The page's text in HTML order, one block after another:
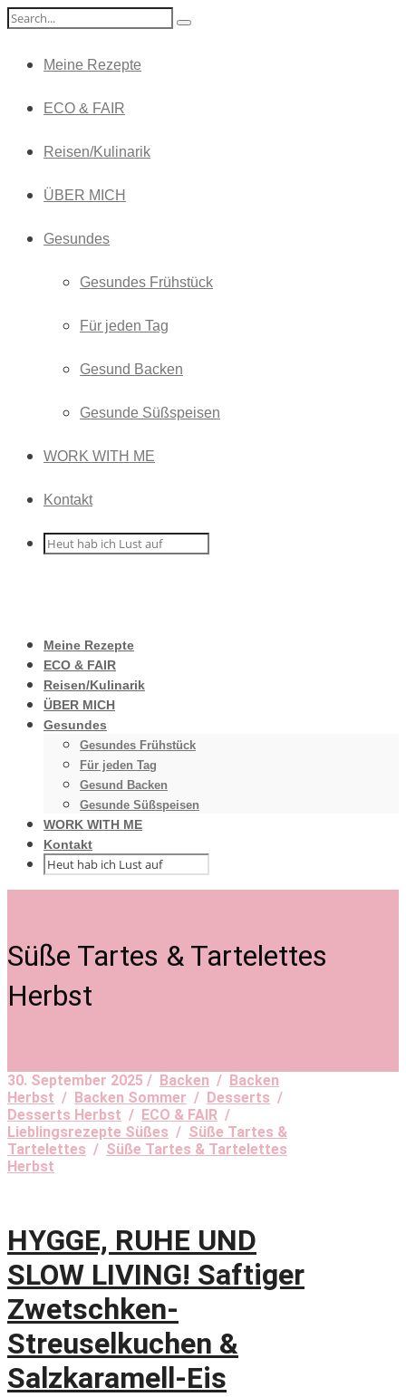
Meine Rezepte
ECO & FAIR
Reisen/Kulinarik
ÜBER MICH
Gesundes
Gesundes Frühstück
Für jeden Tag
Gesund Backen
Gesunde Süßspeisen
WORK WITH ME
Kontakt
Meine Rezepte
ECO & FAIR
Reisen/Kulinarik
ÜBER MICH
Gesundes
Gesundes Frühstück
Für jeden Tag
Gesund Backen
Gesunde Süßspeisen
WORK WITH ME
Kontakt
Süße Tartes & Tartelettes
Herbst
30. September 2025 / Backen / Backen
Herbst / Backen Sommer / Desserts /
Desserts Herbst / ECO & FAIR /
Lieblingsrezepte Süßes / Süße Tartes &
Tartelettes / Süße Tartes & Tartelettes
Herbst
HYGGE, RUHE UND
SLOW LIVING! Saftiger
Zwetschken-
Streuselkuchen &
Salzkaramell-Eis